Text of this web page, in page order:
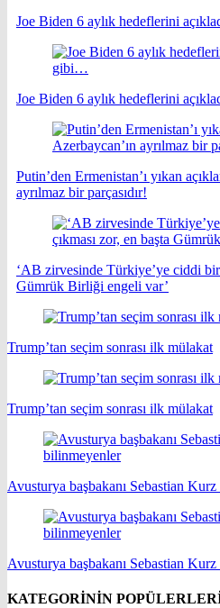
Joe Biden 6 aylık hedeflerini
Joe Biden 6 aylık hedeflerini
Putin’den Ermenistan’ı yıkan
ayrılmaz bir parçasıdır!
‘AB zirvesinde Türkiye’ye ciddi bir
Gümrük Birliği engeli var’
Trump’tan seçim sonrası ilk mülakat
Trump’tan seçim sonrası ilk mülakat
Avusturya başbakanı Sebastian
Avusturya başbakanı Sebastian
KATEGORİNİN